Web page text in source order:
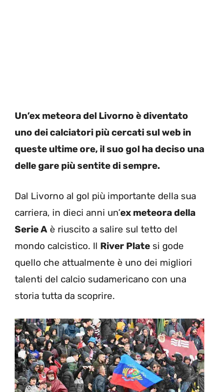
Un’ex meteora del Livorno è diventato
uno dei calciatori più cercati sul web in
queste ultime ore, il suo gol ha deciso una
delle gare più sentite di sempre.
Dal Livorno al gol più importante della sua
carriera, in dieci anni un’ex meteora della
Serie A è riuscito a salire sul tetto del
mondo calcistico. Il River Plate si gode
quello che attualmente è uno dei migliori
talenti del calcio sudamericano con una
storia tutta da scoprire.